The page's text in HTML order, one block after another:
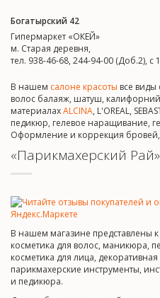
Богатырский 42
Гипермаркет «ОКЕЙ»
м. Старая деревня,
тел. 938-46-68, 244-94-00 (Доб.2), c
В нашем салоне красоты все
волос балаяж, шатуш,
материалахALCINA, L'OREAL,
педикюр, гелевое наращивание,
Оформление и коррекция
«Парикмахерский Рай»
В нашем магазине представлены
косметика для волос, маникюра,
косметика для лица,
парикмахерские инструменты,
и педикюра.